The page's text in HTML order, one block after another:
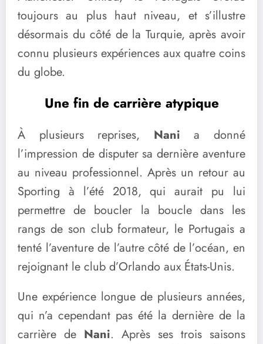
toujours au plus haut niveau, et s’illustre
désormais du côté de la Turquie, après avoir
connu plusieurs expériences aux quatre coins
du globe.
Une fin de carrière atypique
À plusieurs reprises, Nani a donné
l’impression de disputer sa dernière aventure
au niveau professionnel. Après un retour au
Sporting à l’été 2018, qui aurait pu lui
permettre de boucler la boucle dans les
rangs de son club formateur, le Portugais a
tenté l’aventure de l’autre côté de l’océan, en
rejoignant le club d’Orlando aux États-Unis.
Une expérience longue de plusieurs années,
qui n’a cependant pas été la dernière de la
carrière de Nani. Après ses trois saisons